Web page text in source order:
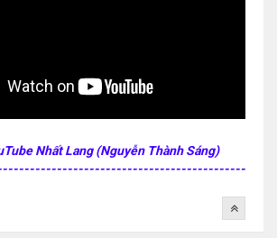
Nhất Lang (Nguyễn Thành Sáng)